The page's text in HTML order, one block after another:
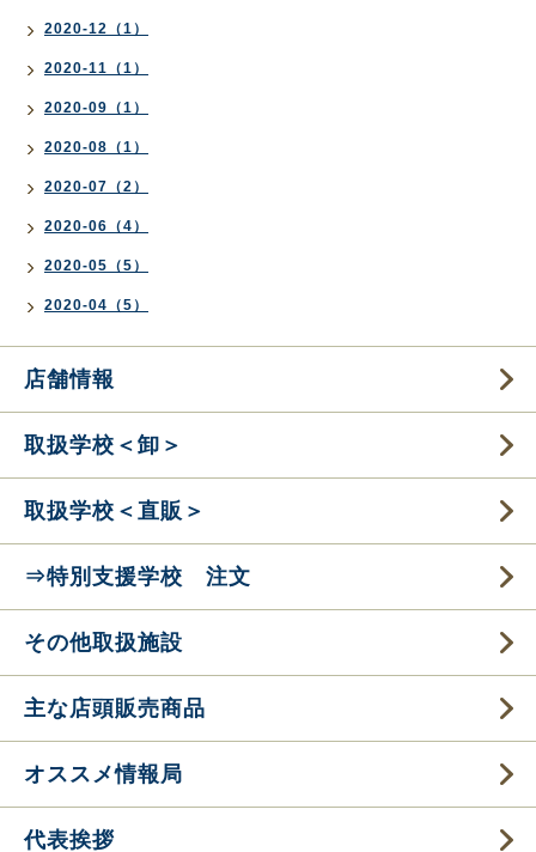
2020-12（1）
2020-11（1）
2020-09（1）
2020-08（1）
2020-07（2）
2020-06（4）
2020-05（5）
2020-04（5）
店舗情報
取扱学校＜卸＞
取扱学校＜直販＞
⇒特別支援学校 注文
その他取扱施設
主な店頭販売商品
オススメ情報局
代表挨拶